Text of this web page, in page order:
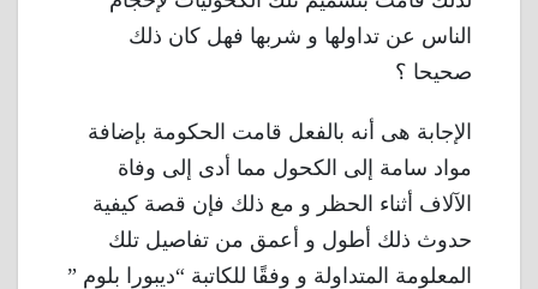
الناس عن تداولها و شربها فهل كان ذلك
صحيحا ؟
الإجابة هى أنه بالفعل قامت الحكومة بإضافة
مواد سامة إلى الكحول مما أدى إلى وفاة
الآلاف أثناء الحظر و مع ذلك فإن قصة كيفية
حدوث ذلك أطول و أعمق من تفاصيل تلك
المعلومة المتداولة و وفقًا للكاتبة “ديبورا بلوم ”